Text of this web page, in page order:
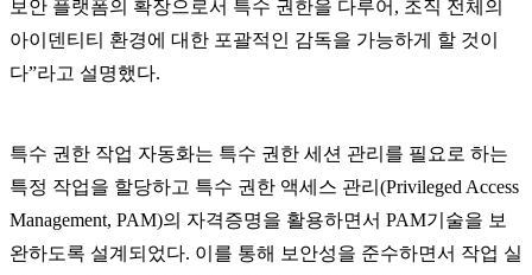
보안 플랫폼의 확장으로서 특수 권한을 다루어, 조직 전체의
아이덴티티 환경에 대한 포괄적인 감독을 가능하게 할 것이
다”라고 설명했다.
특수 권한 작업 자동화는 특수 권한 세션 관리를 필요로 하는
특정 작업을 할당하고 특수 권한 액세스 관리(Privileged Access
Management, PAM)의 자격증명을 활용하면서 PAM기술을 보
완하도록 설계되었다. 이를 통해 보안성을 준수하면서 작업 실